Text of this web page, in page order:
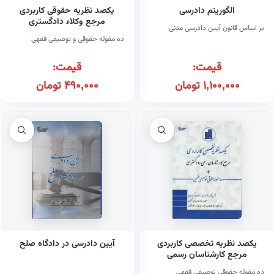
الگوریتم دادرسی
بر اساس قانون آیین دادرسی مدنی
قیمت:
1,100,000تومان
یکصد نظریه حقوقی کاربردی
مرجع وکلاء دادگستری
ده مقوله حقوقی و توصیفی فقهی
قیمت:
490,000تومان
یکصد نظریه تخصصی کاربردی
مرجع کارشناسان رسمی
دادگستری
آیین دادرسی در دادگاه صلح